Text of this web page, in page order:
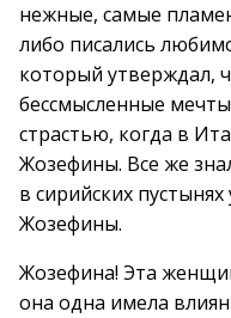
нежные, самые
либо писались
который утверждал,
бессмысленные
страстью, когда в
Жозефины. Все же
в сирийских
Жозефины.
Жозефина! Эта
она одна имела